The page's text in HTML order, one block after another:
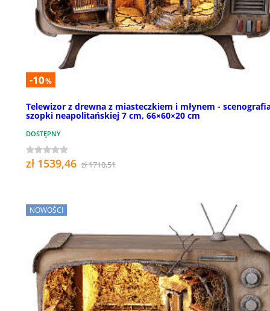
-10%
Telewizor z drewna z miasteczkiem i młynem -
szopki neapolitańskiej 7 cm, 66×60×20 cm
DOSTĘPNY
zł 1539,46 zł 1710,51
NOWOŚCI